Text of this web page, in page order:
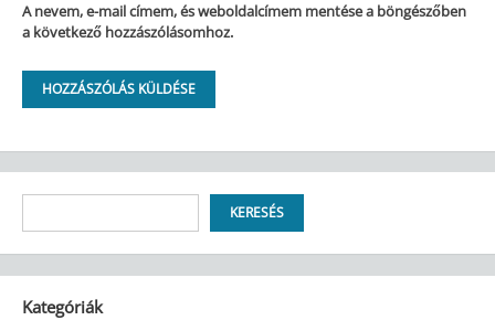
A nevem, e-mail címem, és weboldalcímem mentése a böngészőben
a következő hozzászólásomhoz.
KERESÉS
Kategóriák